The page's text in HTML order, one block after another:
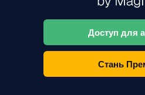
Доступ для
Стань